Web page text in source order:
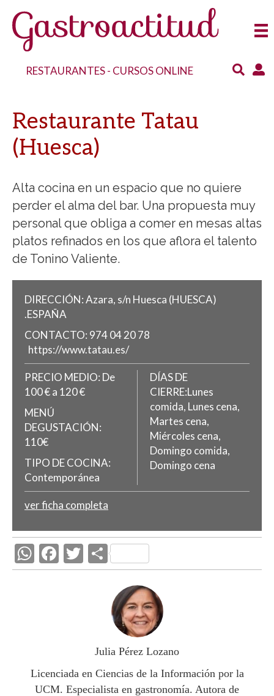
RESTAURANTES- CURSOS ONLINE
Restaurante Tatau
(Huesca)
Alta cocina en un espacio que no quiere
perder el alma del bar. Una propuesta muy
personal que obliga a comer en mesas altas
platos refinados en los que aflora el talento
de Tonino Valiente.
DIRECCIÓN:Azara, s/n Huesca (HUESCA)
.ESPAÑA
CONTACTO: 974 04 20 78
https://www.tatau.es/
PRECIO MEDIO: De
100 € a 120 €
MENÚ
DEGUSTACIÓN:
110€
TIPO DE COCINA:
Contemporánea
DÍAS DE
CIERRE:Lunes
comida, Lunes cena,
Martes cena,
Miércoles cena,
Domingo comida,
Domingo cena
ver ficha completa
W
h
p
F
ac
k
T
w
C
o
m
p
ar
ti
r
Julia Pérez Lozano
Licenciada en Ciencias de la Información por la
UCM. Especialista en gastronomía. Autora de